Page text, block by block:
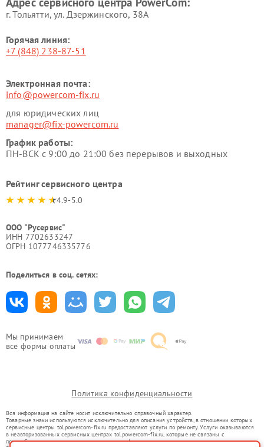
Мы принимаем
все формы оплаты
г. Тольятти, ул. Дзержинского, 38А
Горячая линия:
+7 (848) 238-87-51
Электронная почта:
info@powercom-fix.ru
для юридических лиц
manager@fix-powercom.ru
График работы:
ПН-ВСК с 9:00 до 21:00 без перерывов и выходных
Рейтинг сервисного центра
4.9-5.0
ООО "Русервис"
ИНН 7702633247
ОГРН 1077746335776
Поделиться в соц. сетях:
Политика конфиденциальности
Вся информация на сайте носит исключительно справочный характер.
Товарные знаки используются исключительно для описания устройств, в отношении которых
сервисные центры tol.powercom-fix.ru предоставляют услуги по ремонту. Услуги оказываются
в неавторизованных сервисных центрах tol.powercom-fix.ru, которые не связаны с
правообладателями товарных знаков или их официальными представителями.